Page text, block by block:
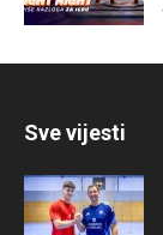
Sve vijesti